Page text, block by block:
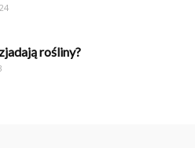
rośliny?